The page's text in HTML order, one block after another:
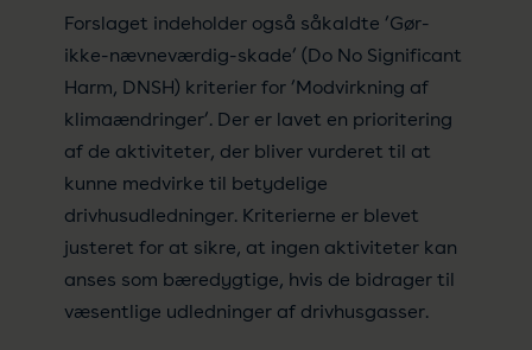
Forslaget indeholder også såkaldte ’Gør-
ikke-nævneværdig-skade’ (Do No Significant
Harm, DNSH) kriterier for ’Modvirkning af
klimaændringer’. Der er lavet en prioritering
af de aktiviteter, der bliver vurderet til at
kunne medvirke til betydelige
drivhusudledninger. Kriterierne er blevet
justeret for at sikre, at ingen aktiviteter kan
anses som bæredygtige, hvis de bidrager til
væsentlige udledninger af drivhusgasser.